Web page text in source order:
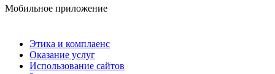
Мобильное приложение
Этика и комплаенс
Оказание услуг
Использование сайтов